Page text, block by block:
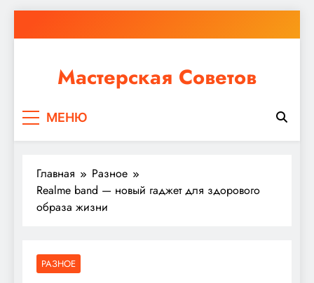
к
Мастерская Советов
ремонт или крупное строительство, в Мастерской
МЕНЮ
Главная
Разное
Realme band — новый гаджет для здорового
образа жизни
РАЗНОЕ